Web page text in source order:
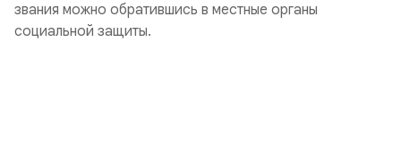
звания можно обратившись в местные органы
социальной защиты.